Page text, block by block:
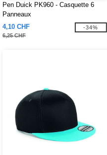
Pen Duick PK960 - Casquette 6
Panneaux
4,10 CHF
6,25 CHF
-34%